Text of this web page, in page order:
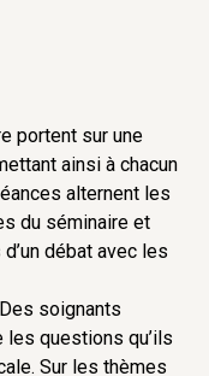
le litige qui
? Surtout à
technique
Quant au
son autorité sur
vie et de la mort
le droit en
en
portent sur une
ainsi à chacun
alternent les
du séminaire et
débat avec les
soignants
questions qu’ils
Sur les thèmes